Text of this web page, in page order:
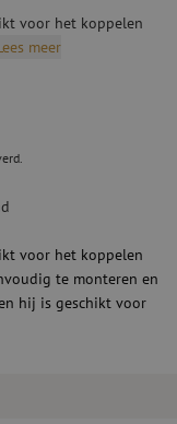
voor het koppelen
meer
voor het koppelen
te monteren en
hij is geschikt voor